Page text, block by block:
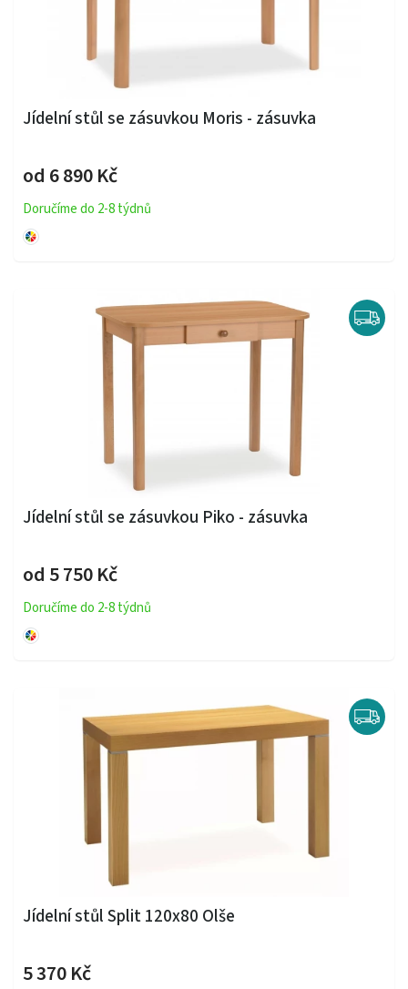
Jídelní stůl se zásuvkou Moris - zásuvka
od 6 890 Kč
Doručíme do 2-8 týdnů
Jídelní stůl se zásuvkou Piko - zásuvka
od 5 750 Kč
Doručíme do 2-8 týdnů
Jídelní stůl Split 120x80 Olše
5 370 Kč